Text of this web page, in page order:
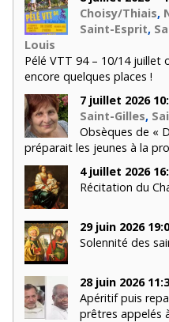
Choisy/Thiais,
Saint-Esprit,
Louis
Pélé VTT 94 – 10/14 juillet
encore quelques places !
7 juillet 2026
Saint-Gilles,
Obsèques de «
préparait les jeunes à la
4 juillet 2026
Récitation du
29 juin 2026
Solennité des
28 juin 2026
Apéritif puis
prêtres appelés